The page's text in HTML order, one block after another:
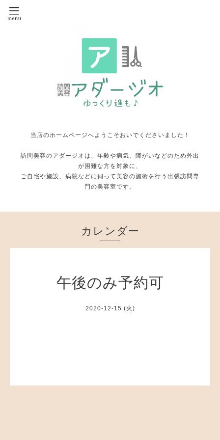
当店のホームページへようこそおいでくださいました！
訪問美容のアダージオは、年齢や病気、障がいなどのため外出
が困難な方を対象に、
ご自宅や施設、病院などに伺って美容の施術を行う出張訪問専
門の美容室です。
カレンダー
午後のみ予約可
2020-12-15 (火)